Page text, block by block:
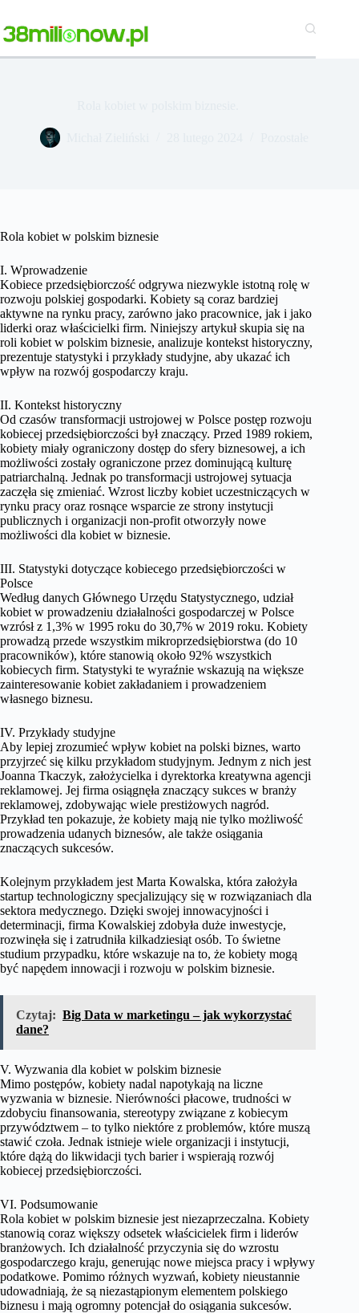
treści
Rola kobiet w polskim biznesie
I. Wprowadzenie
Kobiece przedsiębiorczość odgrywa niezwykle istotną rolę w
rozwoju polskiej gospodarki. Kobiety są coraz bardziej
aktywne na rynku pracy, zarówno jako pracownice, jak i jako
liderki oraz właścicielki firm. Niniejszy artykuł skupia się na
roli kobiet w polskim biznesie, analizuje kontekst historyczny,
prezentuje statystyki i przykłady studyjne, aby ukazać ich
wpływ na rozwój gospodarczy kraju.
II. Kontekst historyczny
Od czasów transformacji ustrojowej w Polsce postęp rozwoju
kobiecej przedsiębiorczości był znaczący. Przed 1989 rokiem,
kobiety miały ograniczony dostęp do sfery biznesowej, a ich
możliwości zostały ograniczone przez dominującą kulturę
patriarchalną. Jednak po transformacji ustrojowej sytuacja
zaczęła się zmieniać. Wzrost liczby kobiet uczestniczących w
rynku pracy oraz rosnące wsparcie ze strony instytucji
publicznych i organizacji non-profit otworzyły nowe
możliwości dla kobiet w biznesie.
III. Statystyki dotyczące kobiecego przedsiębiorczości w
Polsce
Według danych Głównego Urzędu Statystycznego, udział
kobiet w prowadzeniu działalności gospodarczej w Polsce
wzrósł z 1,3% w 1995 roku do 30,7% w 2019 roku. Kobiety
prowadzą przede wszystkim mikroprzedsiębiorstwa (do 10
pracowników), które stanowią około 92% wszystkich
kobiecych firm. Statystyki te wyraźnie wskazują na większe
zainteresowanie kobiet zakładaniem i prowadzeniem
własnego biznesu.
IV. Przykłady studyjne
Aby lepiej zrozumieć wpływ kobiet na polski biznes, warto
przyjrzeć się kilku przykładom studyjnym. Jednym z nich jest
Joanna Tkaczyk, założycielka i dyrektorka kreatywna agencji
reklamowej. Jej firma osiągnęła znaczący sukces w branży
reklamowej, zdobywając wiele prestiżowych nagród.
Przykład ten pokazuje, że kobiety mają nie tylko możliwość
prowadzenia udanych biznesów, ale także osiągania
znaczących sukcesów.
Kolejnym przykładem jest Marta Kowalska, która założyła
startup technologiczny specjalizujący się w rozwiązaniach dla
sektora medycznego. Dzięki swojej innowacyjności i
determinacji, firma Kowalskiej zdobyła duże inwestycje,
rozwinęła się i zatrudniła kilkadziesiąt osób. To świetne
studium przypadku, które wskazuje na to, że kobiety mogą
być napędem innowacji i rozwoju w polskim biznesie.
Czytaj: Big Data w marketingu – jak wykorzystać
dane?
V. Wyzwania dla kobiet w polskim biznesie
Mimo postępów, kobiety nadal napotykają na liczne
wyzwania w biznesie. Nierówności płacowe, trudności w
zdobyciu finansowania, stereotypy związane z kobiecym
przywództwem – to tylko niektóre z problemów, które muszą
stawić czoła. Jednak istnieje wiele organizacji i instytucji,
które dążą do likwidacji tych barier i wspierają rozwój
kobiecej przedsiębiorczości.
VI. Podsumowanie
Rola kobiet w polskim biznesie jest niezaprzeczalna. Kobiety
stanowią coraz większy odsetek właścicielek firm i liderów
branżowych. Ich działalność przyczynia się do wzrostu
gospodarczego kraju, generując nowe miejsca pracy i wpływy
podatkowe. Pomimo różnych wyzwań, kobiety nieustannie
udowadniają, że są niezastąpionym elementem polskiego
biznesu i mają ogromny potencjał do osiągania sukcesów.